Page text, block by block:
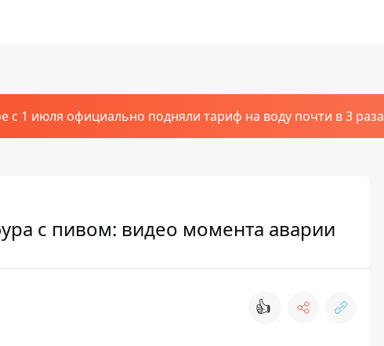
с 1 июля официально подняли тариф на воду почти в 3 раза
с пивом: видео момента аварии
👍